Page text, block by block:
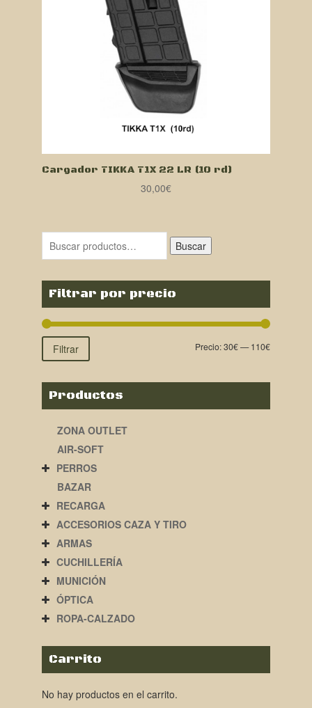
Cargador TIKKA T1X 22 LR (10 rd)
30,00€
Buscar
Filtrar por precio
Filtrar Precio:30€—110€
Productos
ZONA OUTLET
AIR-SOFT
PERROS
BAZAR
RECARGA
ACCESORIOS CAZA Y TIRO
ARMAS
CUCHILLERÍA
MUNICIÓN
ÓPTICA
ROPA-CALZADO
Carrito
No hay productos en el carrito.